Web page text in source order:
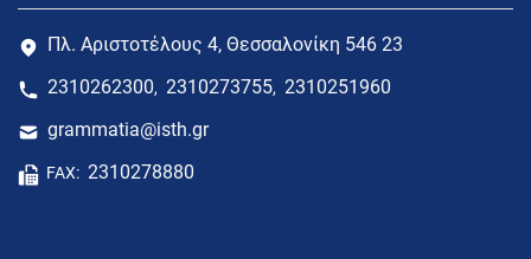
Πλ. Αριστοτέλους 4, Θεσσαλονίκη 546 23
2310262300, 2310273755, 2310251960
grammatia@isth.gr
FAX: 2310278880